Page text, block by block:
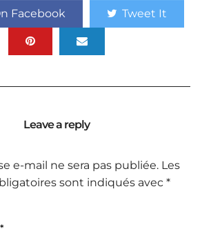
Facebook Tweet It
Leave a reply
e-mail ne sera pas publiée. Les
sont indiqués avec*
*